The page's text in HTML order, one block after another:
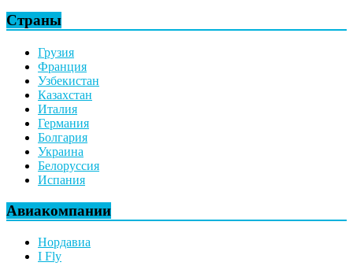
Страны
Грузия
Франция
Узбекистан
Казахстан
Италия
Германия
Болгария
Украина
Белоруссия
Испания
Авиакомпании
Нордавиа
I Fly